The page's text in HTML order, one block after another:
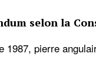
selon la
1987, pierre